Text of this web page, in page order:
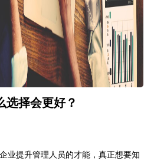
选择会更好？
业提升管理人员的才能，真正想要知